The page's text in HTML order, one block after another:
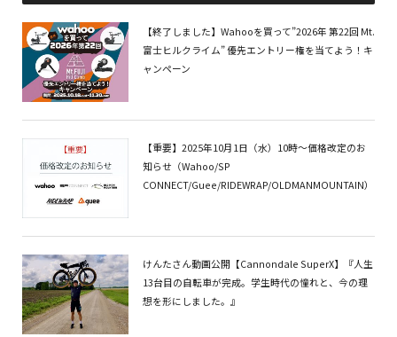
【終了しました】Wahooを買って”2026年 第22回 Mt.
富士ヒルクライム” 優先エントリー権を当てよう！キ
ャンペーン
【重要】2025年10月1日（水）10時～価格改定のお
知らせ（Wahoo/SP
CONNECT/Guee/RIDEWRAP/OLDMANMOUNTAIN）
けんたさん動画公開【Cannondale SuperX】『人生
13台目の自転車が完成。学生時代の憧れと、今の理
想を形にしました。』